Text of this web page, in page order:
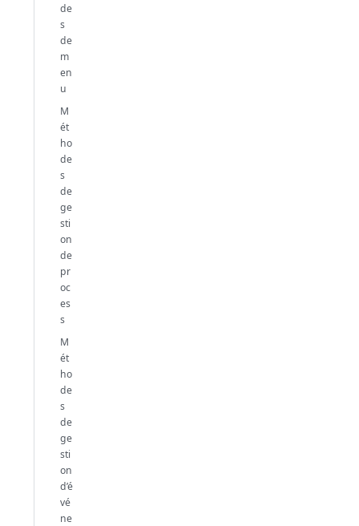
de
s
de
m
en
u
M
ét
ho
de
s
de
ge
sti
on
de
pr
oc
es
s
M
ét
ho
de
s
de
ge
sti
on
d’é
vé
ne